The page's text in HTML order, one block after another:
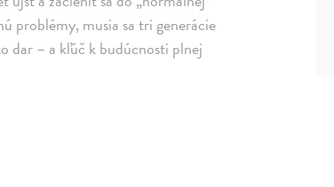
problémy, musia sa tri generácie
dar – a kľúč k budúcnosti plnej